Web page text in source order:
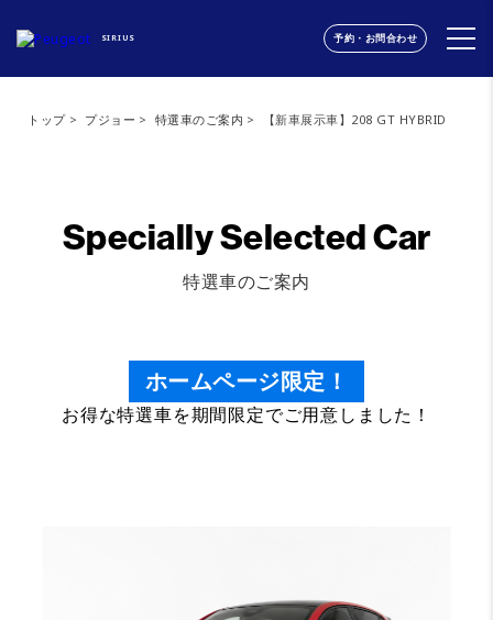
SIRIUS 予約・お問合わせ
トップ プジョー 特選車のご案内 【新車展示車】208 GT HYBRID
Specially Selected Car
特選車のご案内
ホームページ限定！
お得な特選車を期間限定でご用意しました！